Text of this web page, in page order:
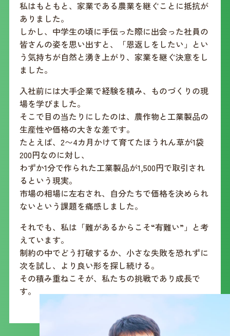
私はもともと、家業である農業を継ぐことに抵抗が
ありました。
しかし、中学生の頃に手伝った際に出会った社員の
皆さんの姿を思い出すと、「恩返しをしたい」とい
う気持ちが自然と湧き上がり、家業を継ぐ決意をし
ました。
入社前には大手企業で経験を積み、ものづくりの現
場を学びました。
そこで目の当たりにしたのは、農作物と工業製品の
生産性や価格の大きな差です。
たとえば、2〜4カ月かけて育てたほうれん草が1袋
200円なのに対し、
わずか1分で作られた工業製品が1,500円で取引され
るという現実。
市場の相場に左右され、自分たちで価格を決められ
ないという課題を痛感しました。
それでも、私は「難があるからこそ“有難い”」と考
えています。
制約の中でどう打破するか、小さな失敗を恐れずに
次を試し、より良い形を探し続ける。
その積み重ねこそが、私たちの挑戦であり成長で
す。